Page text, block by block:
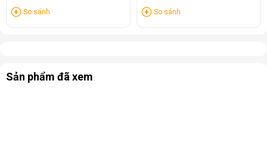
So sánh So sánh
Sản phẩm đã xem